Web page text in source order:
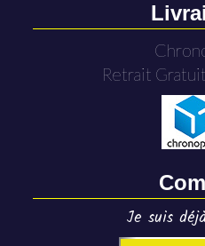
Retrait
Je suis